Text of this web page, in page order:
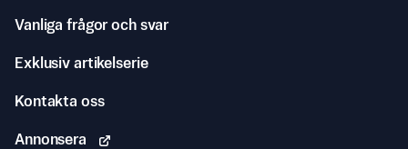
Vanliga frågor och svar
Exklusiv artikelserie
Kontakta oss
Annonsera